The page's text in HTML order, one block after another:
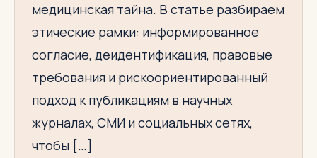
медицинская тайна. В статье разбираем
этические рамки: информированное
согласие, деидентификация, правовые
требования и рискоориентированный
подход к публикациям в научных
журналах, СМИ и социальных сетях,
чтобы […]